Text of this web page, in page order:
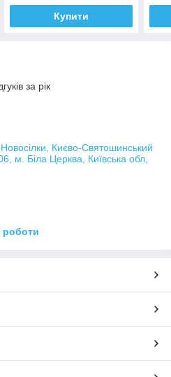
Купити
за рік
Києво-Святошинський
м. Біла Церква, Київська обл,
роботи